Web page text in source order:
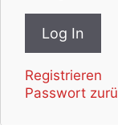
Registrieren
Passwort